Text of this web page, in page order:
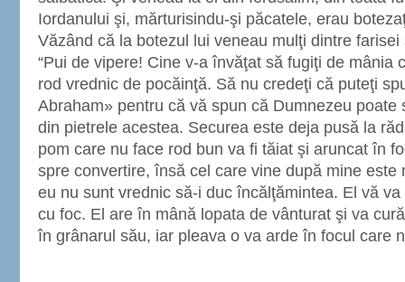
Iordanului şi, mărturisindu-şi păcatele, erau
Văzând că la botezul lui veneau mulţi dintre
“Pui de vipere! Cine v-a învăţat să fugiţi de mânia
rod vrednic de pocăinţă. Să nu credeţi că puteţi
Abraham» pentru că vă spun că Dumnezeu poate
din pietrele acestea. Securea este deja pusă la
pom care nu face rod bun va fi tăiat şi aruncat în
spre convertire, însă cel care vine după mine este
eu nu sunt vrednic să-i duc încălţămintea. El vă
cu foc. El are în mână lopata de vânturat şi va
în grânarul său, iar pleava o va arde în focul care